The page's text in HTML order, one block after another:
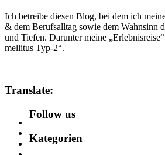
Ich betreibe diesen Blog, bei dem ich
& dem Berufsalltag sowie dem Wahnsinn
und Tiefen. Darunter meine
mellitus Typ-2“.
Translate:
Follow us
Kategorien